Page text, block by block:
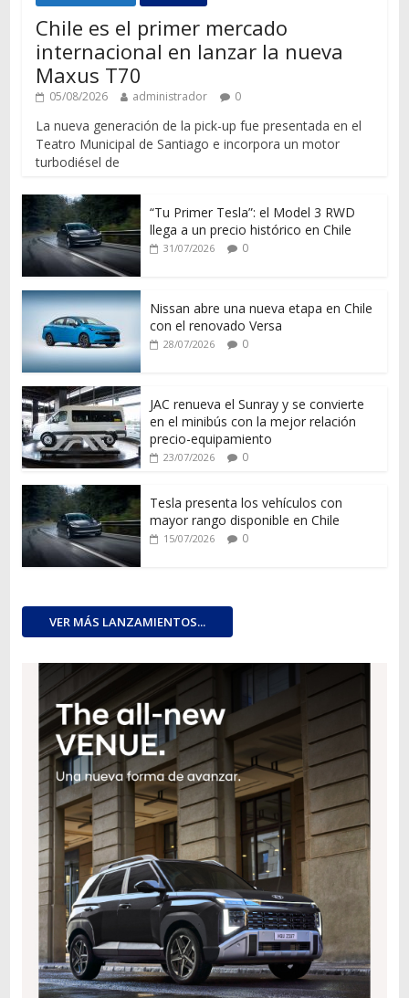
Chile es el primer mercado
internacional en lanzar la nueva
Maxus T70
05/08/2026 administrador 0
La nueva generación de la pick-up fue presentada en el
Teatro Municipal de Santiago e incorpora un motor
turbodiésel de
“Tu Primer Tesla”: el Model 3 RWD
llega a un precio histórico en Chile
31/07/2026 0
Nissan abre una nueva etapa en Chile
con el renovado Versa
28/07/2026 0
JAC renueva el Sunray y se convierte
en el minibús con la mejor relación
precio-equipamiento
23/07/2026 0
Tesla presenta los vehículos con
mayor rango disponible en Chile
15/07/2026 0
VER MÁS LANZAMIENTOS...